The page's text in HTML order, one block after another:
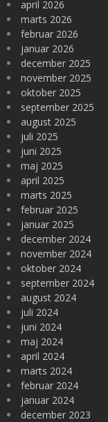
april 2026
marts 2026
februar 2026
januar 2026
december 2025
november 2025
oktober 2025
september 2025
august 2025
juli 2025
juni 2025
maj 2025
april 2025
marts 2025
februar 2025
januar 2025
december 2024
november 2024
oktober 2024
september 2024
august 2024
juli 2024
juni 2024
maj 2024
april 2024
marts 2024
februar 2024
januar 2024
december 2023